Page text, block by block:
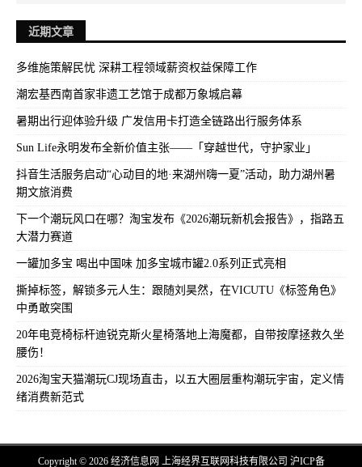
近期文章
多维施策解民忧 深耕工程领域薪资权益保障工作
潮宏基西南首家非遗工艺馆于成都万象城启幕
暑期出行迎体验升级 广发信用卡打造全链路出行服务体系
Sun Life永明发布全新价值主张——「穿越世代，守护家业」
抖音生活服务启动“心动目的地·来湖州嗨一夏”活动，助力湖州暑
期文旅消费
下一个潮玩风口在哪？淘宝发布《2026潮玩新机会报告》，指路五
大潜力赛道
一罐加多宝 喝出中国味 加多宝城市罐2.0系列正式亮相
撕掉标签，解锁多元人生：跟随刘昊然，在VICUTU《标签角色》
中勇敢突围
20年电竞椅标杆迪锐克斯火星椅落地上海魔都，自带按摩拯救久坐
腰伤！
2026淘宝天猫潮玩CJ现场直击，以五大圈层重构潮玩宇宙，定义情
绪消费新范式
Copyright © 2026 经济信息网 上海经界互联网科技有限公司 沪ICP备